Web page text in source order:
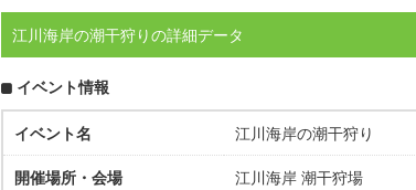
江川海岸の潮干狩りの詳細データ
イベント情報
イベント名 江川海岸の潮干狩り
開催場所・会場 江川海岸 潮干狩場